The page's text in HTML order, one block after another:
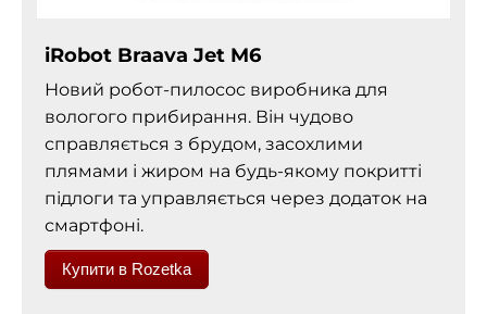
iRobot Braava Jet M6
Новий робот-пилосос виробника для
вологого прибирання. Він чудово
справляється з брудом, засохлими
плямами і жиром на будь-якому покритті
підлоги та управляється через додаток на
смартфоні.
Купити в Rozetka